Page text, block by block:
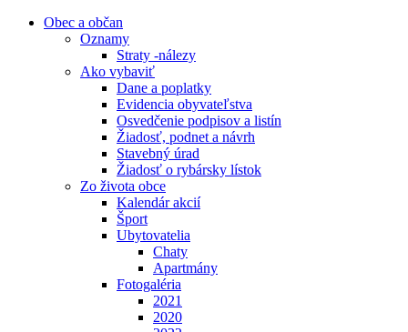
Obec a občan
Oznamy
Straty -nálezy
Ako vybaviť
Dane a poplatky
Evidencia obyvateľstva
Osvedčenie podpisov a listín
Žiadosť, podnet a návrh
Stavebný úrad
Žiadosť o rybársky lístok
Zo života obce
Kalendár akcií
Šport
Ubytovatelia
Chaty
Apartmány
Fotogaléria
2021
2020